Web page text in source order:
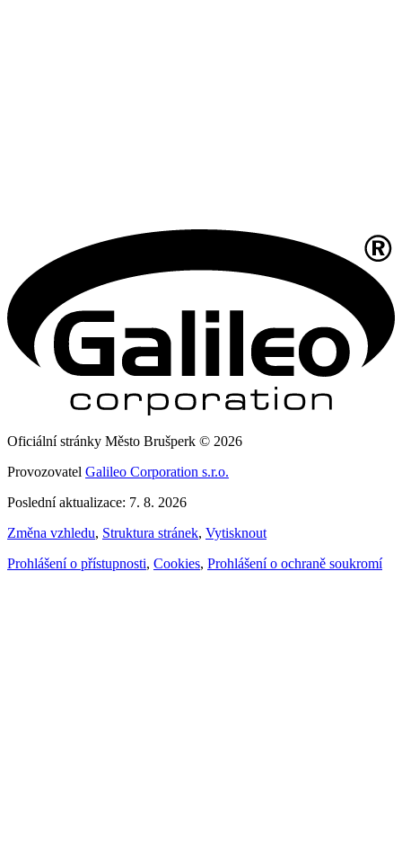
Oficiální stránky Město Brušperk © 2026
Provozovatel Galileo Corporation s.r.o.
Poslední aktualizace: 7. 8. 2026
Změna vzhledu, Struktura stránek, Vytisknout
Prohlášení o přístupnosti, Cookies, Prohlášení o ochraně soukromí